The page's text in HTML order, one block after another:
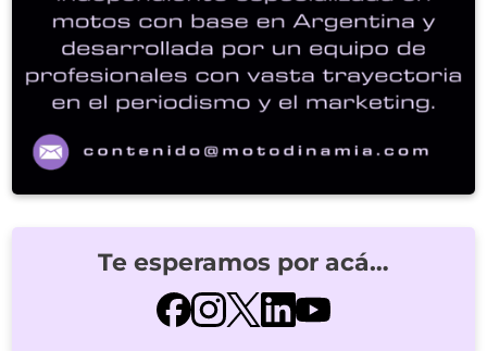
Te esperamos por acá…